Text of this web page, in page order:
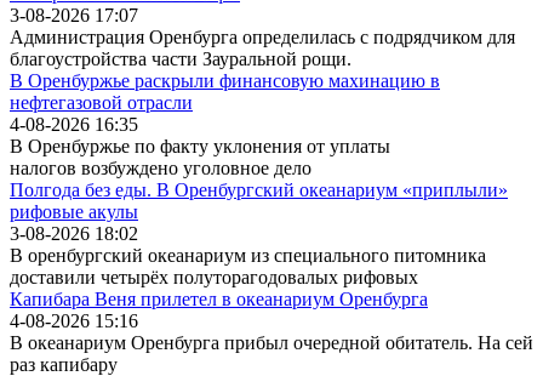
3-08-2026 17:07
Администрация Оренбурга определилась с подрядчиком для
благоустройства части Зауральной рощи.
В Оренбуржье раскрыли финансовую махинацию в
нефтегазовой отрасли
4-08-2026 16:35
В Оренбуржье по факту уклонения от уплаты
налогов возбуждено уголовное дело
Полгода без еды. В Оренбургский океанариум «приплыли»
рифовые акулы
3-08-2026 18:02
В оренбургский океанариум из специального питомника
доставили четырёх полуторагодовалых рифовых
Капибара Веня прилетел в океанариум Оренбурга
4-08-2026 15:16
В океанариум Оренбурга прибыл очередной обитатель. На сей
раз капибару